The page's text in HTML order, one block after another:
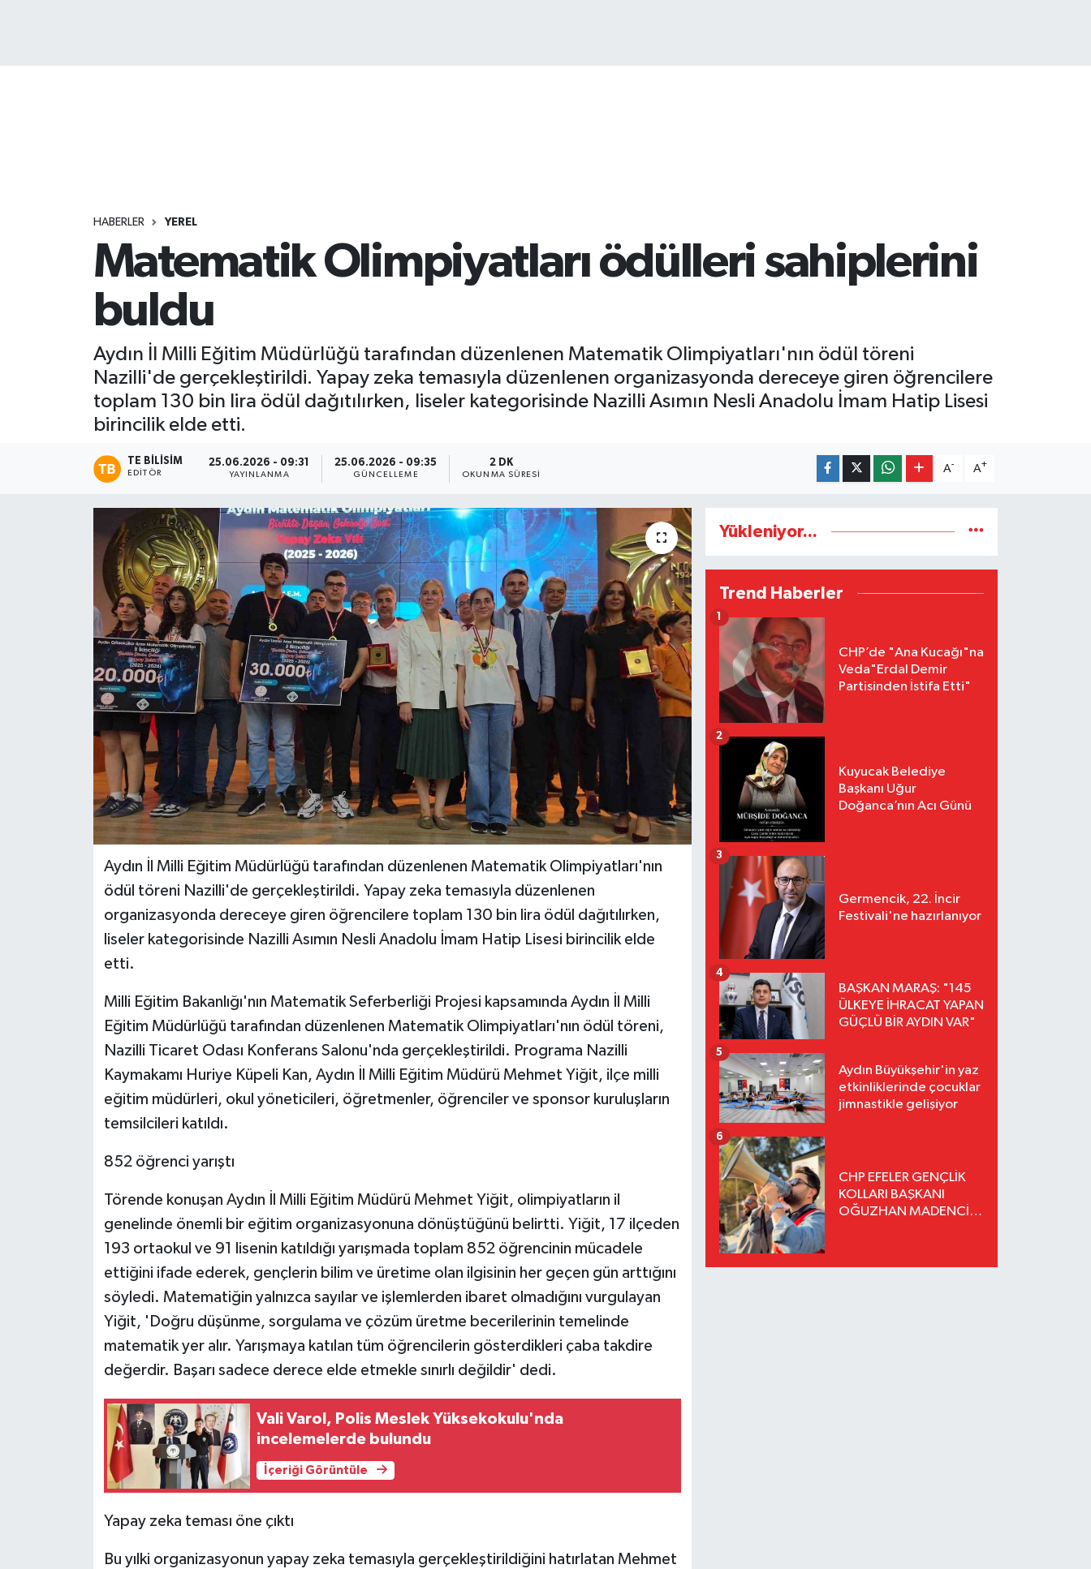
HABERLER YEREL
Matematik Olimpiyatları ödülleri sahiplerini
buldu
Aydın İl Milli Eğitim Müdürlüğü tarafından düzenlenen Matematik Olimpiyatları'nın ödül töreni
Nazilli'de gerçekleştirildi. Yapay zeka temasıyla düzenlenen organizasyonda dereceye giren öğrencilere
toplam 130 bin lira ödül dağıtılırken, liseler kategorisinde Nazilli Asımın Nesli Anadolu İmam Hatip Lisesi
birincilik elde etti.
TE BILISIM
EDITÖR
25.06.2026 - 09:31
YAYINLANMA
25.06.2026 - 09:35
GÜNCELLEME
2 DK
OKUNMA SÜRESI
A- A+
Aydın İl Milli Eğitim Müdürlüğü tarafından düzenlenen Matematik Olimpiyatları'nın
ödül töreni Nazilli'de gerçekleştirildi. Yapay zeka temasıyla düzenlenen
organizasyonda dereceye giren öğrencilere toplam 130 bin lira ödül dağıtılırken,
liseler kategorisinde Nazilli Asımın Nesli Anadolu İmam Hatip Lisesi birincilik elde
etti.
Milli Eğitim Bakanlığı'nın Matematik Seferberliği Projesi kapsamında Aydın İl Milli
Eğitim Müdürlüğü tarafından düzenlenen Matematik Olimpiyatları'nın ödül töreni,
Nazilli Ticaret Odası Konferans Salonu'nda gerçekleştirildi. Programa Nazilli
Kaymakamı Huriye Küpeli Kan, Aydın İl Milli Eğitim Müdürü Mehmet Yiğit, ilçe milli
eğitim müdürleri, okul yöneticileri, öğretmenler, öğrenciler ve sponsor kuruluşların
temsilcileri katıldı.
852 öğrenci yarıştı
Törende konuşan Aydın İl Milli Eğitim Müdürü Mehmet Yiğit, olimpiyatların il
genelinde önemli bir eğitim organizasyonuna dönüştüğünü belirtti. Yiğit, 17 ilçeden
193 ortaokul ve 91 lisenin katıldığı yarışmada toplam 852 öğrencinin mücadele
ettiğini ifade ederek, gençlerin bilim ve üretime olan ilgisinin her geçen gün arttığını
söyledi. Matematiğin yalnızca sayılar ve işlemlerden ibaret olmadığını vurgulayan
Yiğit, 'Doğru düşünme, sorgulama ve çözüm üretme becerilerinin temelinde
matematik yer alır. Yarışmaya katılan tüm öğrencilerin gösterdikleri çaba takdire
değerdir. Başarı sadece derece elde etmekle sınırlı değildir' dedi.
Vali Varol, Polis Meslek Yüksekokulu'nda
incelemelerde bulundu
İçeriği Görüntüle
Yapay zeka teması öne çıktı
Bu yılki organizasyonun yapay zeka temasıyla gerçekleştirildiğini hatırlatan Mehmet
Yükleniyor...
Trend Haberler
CHP’de "Ana Kucağı"na
Veda"Erdal Demir
Partisinden İstifa Etti"
1
Kuyucak Belediye
Başkanı Uğur
Doğanca’nın Acı Günü
2
Germencik, 22. İncir
Festivali'ne hazırlanıyor
3
BAŞKAN MARAŞ: "145
ÜLKEYE İHRACAT YAPAN
GÜÇLÜ BİR AYDIN VAR"
4
Aydın Büyükşehir'in yaz
etkinliklerinde çocuklar
jimnastikle gelişiyor
5
CHP EFELER GENÇLİK
KOLLARI BAŞKANI
OĞUZHAN MADENCİ
6